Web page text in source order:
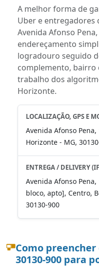
A melhor forma de
Uber e entregadores
Avenida Afonso
endereçamento
logradouro seguido
complemento, bairro
trabalho dos
Horizonte.
LOCALIZAÇÃO, GPS E
Avenida Afonso
Horizonte - MG,
ENTREGA / DELIVERY
Avenida Afonso Pena,
bloco, apto], Centro,
30130-900
Como preencher
30130-900 para